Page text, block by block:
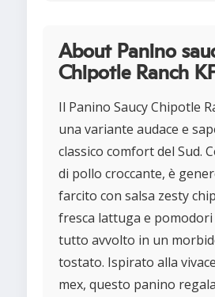
About Panino
Chipotle Ranch
Il Panino Saucy Chipotle
una variante audace e
classico comfort del Sud.
di pollo croccante, è
farcito con salsa zesty
fresca lattuga e
tutto avvolto in un
tostato. Ispirato alla
mex, questo panino